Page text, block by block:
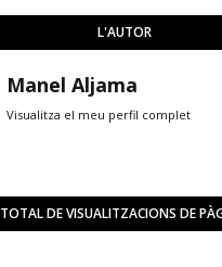
L'AUTOR
Manel Aljama
Visualitza el meu perfil complet
TOTAL DE VISUALITZACIONS DE